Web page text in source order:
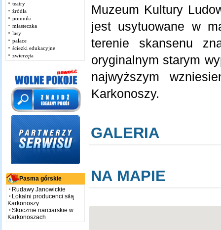
teatry
żródła
pomniki
miasteczka
lasy
pałace
ścieżki edukacyjne
zwierzęta
Pasma górskie
Rudawy Janowickie
Lokalni producenci siłą
Karkonoszy
Skocznie narciarskie w
Karkonoszach
Muzeum Kultury
jest usytuowane w
terenie skansenu
oryginalnym starym
najwyższym
Karkonoszy.
GALERIA
NA MAPIE